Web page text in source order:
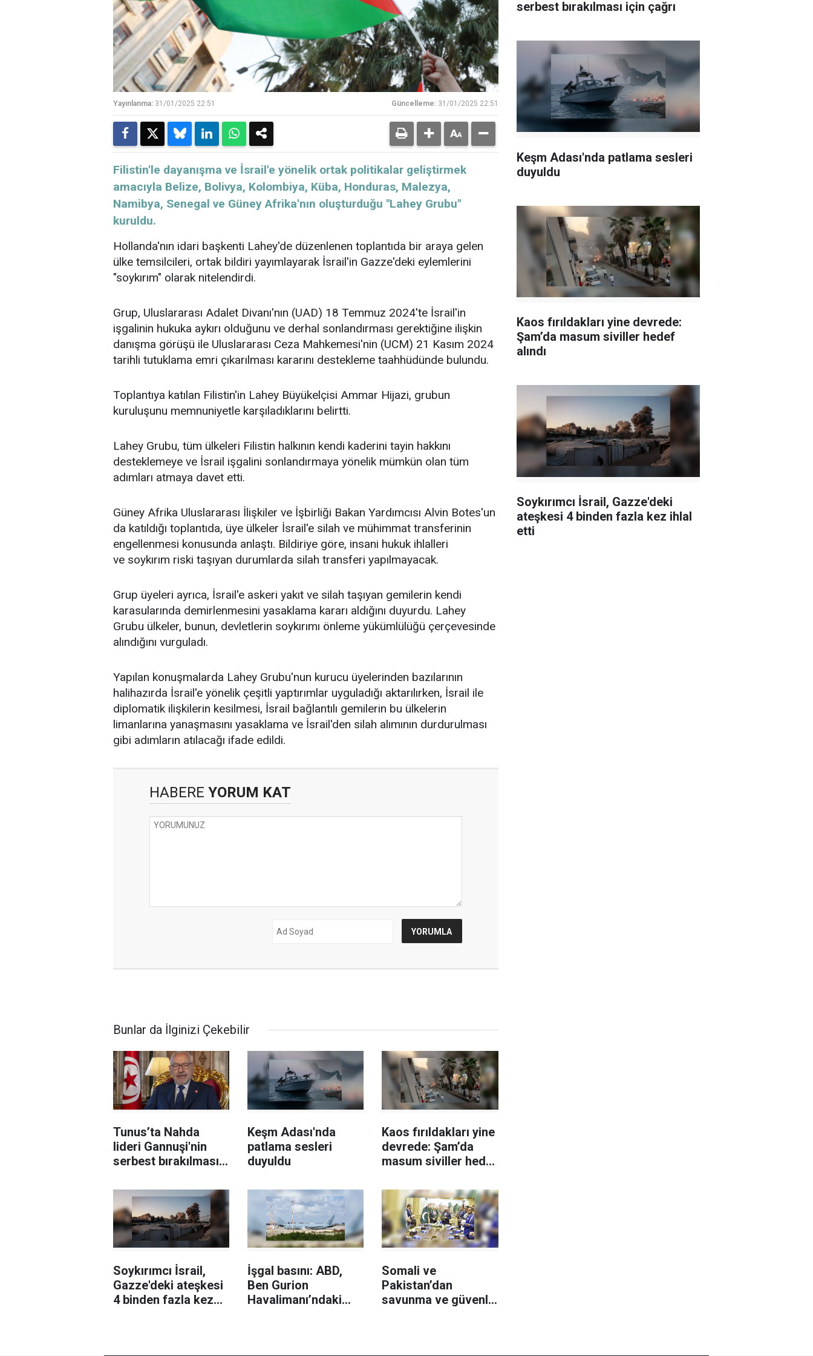
Yayınlanma: 31/01/2025 22:51 Güncelleme: 31/01/2025 22:51
​​​​​​​Filistin'le dayanışma ve İsrail'e yönelik ortak politikalar geliştirmek
amacıyla Belize, Bolivya, Kolombiya, Küba, Honduras, Malezya,
Namibya, Senegal ve Güney Afrika'nın oluşturduğu "Lahey Grubu"
kuruldu.
Hollanda'nın idari başkenti Lahey'de düzenlenen toplantıda bir araya gelen
ülke temsilcileri, ortak bildiri yayımlayarak İsrail'in Gazze'deki eylemlerini
"soykırım" olarak nitelendirdi.
Grup, Uluslararası Adalet Divanı'nın (UAD) 18 Temmuz 2024'te İsrail'in
işgalinin hukuka aykırı olduğunu ve derhal sonlandırması gerektiğine ilişkin
danışma görüşü ile Uluslararası Ceza Mahkemesi'nin (UCM) 21 Kasım 2024
tarihli tutuklama emri çıkarılması kararını destekleme taahhüdünde bulundu.
Toplantıya katılan Filistin'in Lahey Büyükelçisi Ammar Hijazi, grubun
kuruluşunu memnuniyetle karşıladıklarını belirtti.
Lahey Grubu, tüm ülkeleri Filistin halkının kendi kaderini tayin hakkını
desteklemeye ve İsrail işgalini sonlandırmaya yönelik mümkün olan tüm
adımları atmaya davet etti.
Güney Afrika Uluslararası İlişkiler ve İşbirliği Bakan Yardımcısı Alvin Botes'un
da katıldığı toplantıda, üye ülkeler İsrail'e silah ve mühimmat transferinin
engellenmesi konusunda anlaştı. Bildiriye göre, insani hukuk ihlalleri
ve soykırım riski taşıyan durumlarda silah transferi yapılmayacak.
Grup üyeleri ayrıca, İsrail'e askeri yakıt ve silah taşıyan gemilerin kendi
karasularında demirlenmesini yasaklama kararı aldığını duyurdu. Lahey
Grubu ülkeler, bunun, devletlerin soykırımı önleme yükümlülüğü çerçevesinde
alındığını vurguladı.
Yapılan konuşmalarda Lahey Grubu'nun kurucu üyelerinden bazılarının
halihazırda İsrail'e yönelik çeşitli yaptırımlar uyguladığı aktarılırken, İsrail ile
diplomatik ilişkilerin kesilmesi, İsrail bağlantılı gemilerin bu ülkelerin
limanlarına yanaşmasını yasaklama ve İsrail'den silah alımının durdurulması
gibi adımların atılacağı ifade edildi.
HABERE YORUM KAT
Bunlar da İlginizi Çekebilir
Tunus’ta Nahda
lideri Gannuşi'nin
serbest bırakılması
Keşm Adası'nda
patlama sesleri
duyuldu
Kaos fırıldakları yine
devrede: Şam’da
masum siviller hedef
Soykırımcı İsrail,
Gazze'deki ateşkesi
4 binden fazla kez
İşgal basını: ABD,
Ben Gurion
Havalimanı’ndaki
Somali ve
Pakistan’dan
savunma ve güvenlik
serbest bırakılması için çağrı
Keşm Adası'nda patlama sesleri
duyuldu
Kaos fırıldakları yine devrede:
Şam’da masum siviller hedef
alındı
Soykırımcı İsrail, Gazze'deki
ateşkesi 4 binden fazla kez ihlal
etti